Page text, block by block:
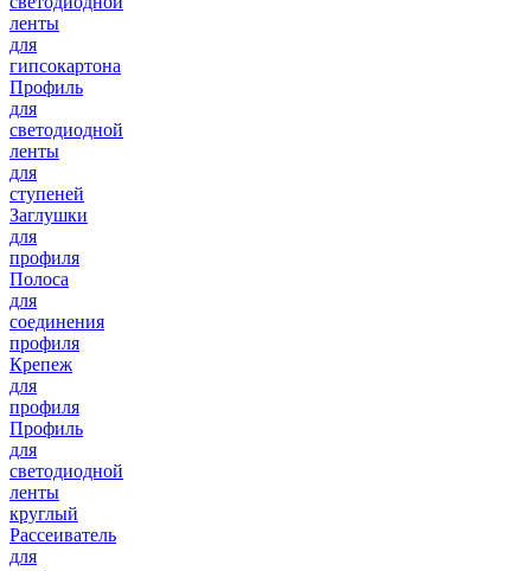
ленты
для
гипсокартона
Профиль
для
светодиодной
ленты
для
ступеней
Заглушки
для
профиля
Полоса
для
соединения
профиля
Крепеж
для
профиля
Профиль
для
светодиодной
ленты
круглый
Рассеиватель
для